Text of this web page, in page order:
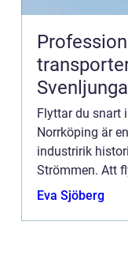
Svenljunga
Flyttar du snart
Norrköping är
industririk
Strömmen. Att
stressande och
Eva Sjöberg